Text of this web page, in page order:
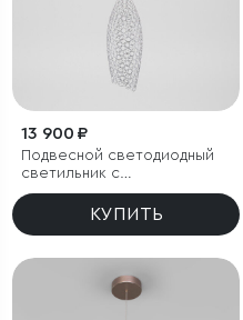
13 900 ₽
Подвесной светодиодный
светильник с
металлическим плафоном
КУПИТЬ